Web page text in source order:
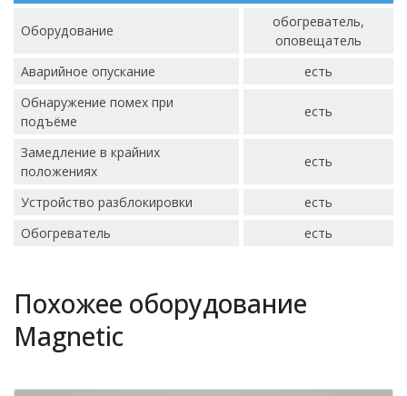
Оборудование
обогреватель,
оповещатель
Аварийное опускание
есть
Обнаружение помех при
подъёме
есть
Замедление в крайних
положениях
есть
Устройство разблокировки
есть
Обогреватель
есть
Похожее оборудование
Magnetic